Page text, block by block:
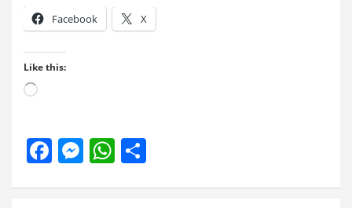
Facebook X
Like this:
Loading…
F
M W